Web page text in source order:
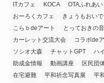
ITカフェ KOCA OTAふれあ
おーろくカフェ
きょうもおいで
こらｂdeアート
とっておきの
カーレット交流大会
コラボde
ソシオ大森
チャットGPT ハ
助成金情報
動画講座 区民団
在宅避難
平和祈念写真展 平